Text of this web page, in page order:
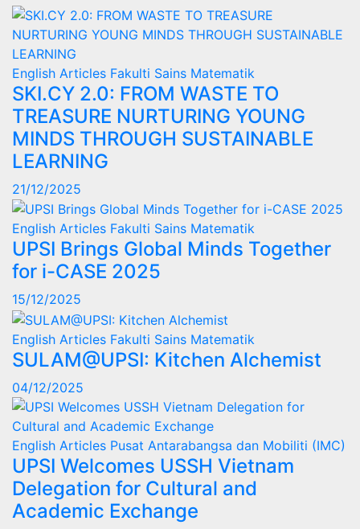
English Articles Fakulti Sains Matematik
SKI.CY 2.0: FROM WASTE TO
TREASURE NURTURING YOUNG
MINDS THROUGH SUSTAINABLE
LEARNING
21/12/2025
English Articles Fakulti Sains Matematik
UPSI Brings Global Minds Together
for i-CASE 2025
15/12/2025
English Articles Fakulti Sains Matematik
SULAM@UPSI: Kitchen Alchemist
04/12/2025
English Articles Pusat Antarabangsa dan Mobiliti (IMC)
UPSI Welcomes USSH Vietnam
Delegation for Cultural and
Academic Exchange